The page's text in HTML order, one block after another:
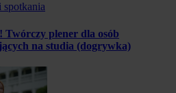
spotkania
Twórczy plener dla osób
na studia (dogrywka)